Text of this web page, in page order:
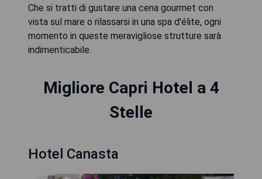
Che si tratti di gustare una cena gourmet con
vista sul mare o rilassarsi in una spa d'élite, ogni
momento in queste meravigliose strutture sarà
indimenticabile.
Migliore Capri Hotel a 4
Stelle
Hotel Canasta